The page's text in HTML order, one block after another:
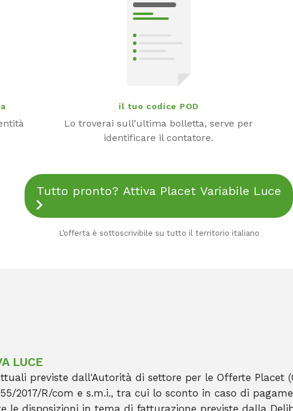
il tuo codice POD
Lo troverai sull’ultima bolletta, serve per
identificare il contatore.
Tutto pronto? Attiva Placet Variabile Luce
L’offerta è sottoscrivibile su tutto il territorio italiano
LUCE
previste dall'Autorità di settore per le Offerte Placet
2017/R/com e s.m.i., tra cui lo sconto in caso di
le disposizioni in tema di fatturazione previste dalla